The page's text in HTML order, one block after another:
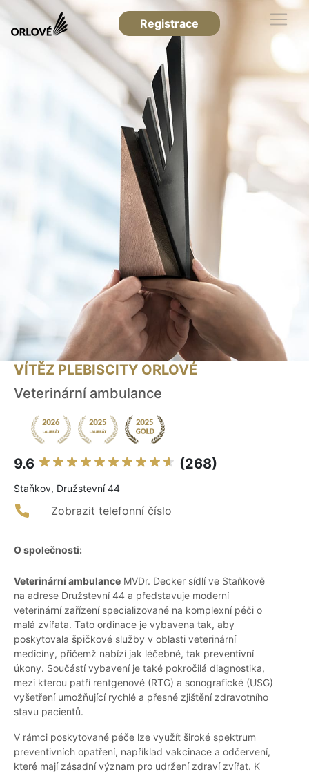
Registrace
VÍTĚZ PLEBISCITY ORLOVÉ
Veterinární ambulance
9.6 (268)
Staňkov, Družstevní 44
Zobrazit telefonní číslo
O společnosti:
Veterinární ambulance MVDr. Decker sídlí ve Staňkově
na adrese Družstevní 44 a představuje moderní
veterinární zařízení specializované na komplexní péči o
malá zvířata. Tato ordinace je vybavena tak, aby
poskytovala špičkové služby v oblasti veterinární
medicíny, přičemž nabízí jak léčebné, tak preventivní
úkony. Součástí vybavení je také pokročilá diagnostika,
mezi kterou patří rentgenové (RTG) a sonografické (USG)
vyšetření umožňující rychlé a přesné zjištění zdravotního
stavu pacientů.
V rámci poskytované péče lze využít široké spektrum
preventivních opatření, například vakcinace a odčervení,
které mají zásadní význam pro udržení zdraví zvířat. K